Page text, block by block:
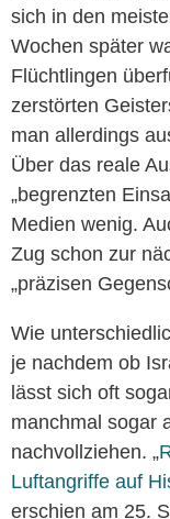
sich in den
Wochen später
Flüchtlingen
zerstörten
man allerdings
Über das reale
„begrenzten
Medien wenig.
Zug schon zur
„präzisen
Wie
je nachdem ob
lässt sich oft
manchmal sogar
nachvollziehen. „
Luftangriffe auf
erschien am 25.